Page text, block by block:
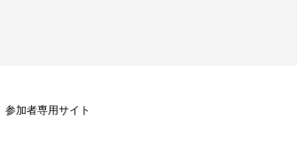
加者専用サイト